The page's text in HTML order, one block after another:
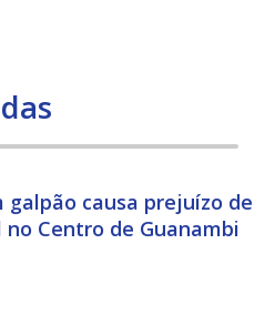
galpão causa prejuízo de
no Centro de Guanambi